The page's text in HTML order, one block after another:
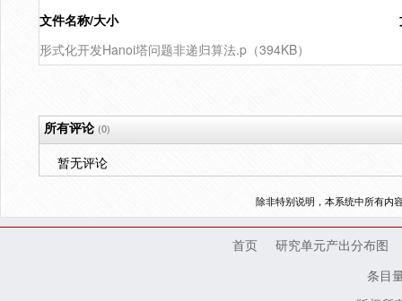
文件名称/大小
形式化开发Hanoi塔问题非递归算法.p（394KB）
所有评论(0)
暂无评论
除非特别说明，本系统中所有内
首页
研究单元产出分布图
条目